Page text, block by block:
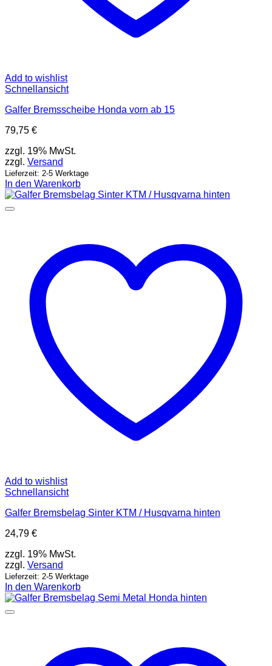
Add to wishlist
Schnellansicht
Galfer Bremsscheibe Honda vorn ab 15
79,75 €
zzgl. 19% MwSt.
zzgl. Versand
Lieferzeit: 2-5 Werktage
In den Warenkorb
Add to wishlist
Schnellansicht
Galfer Bremsbelag Sinter KTM / Husqvarna hinten
24,79 €
zzgl. 19% MwSt.
zzgl. Versand
Lieferzeit: 2-5 Werktage
In den Warenkorb